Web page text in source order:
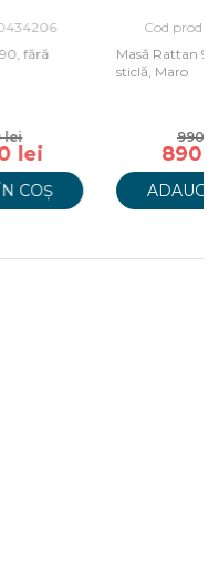
Cod produs: 0434205
Masă Rattan 90x90, fără
ADAUGĂ ÎN COȘ